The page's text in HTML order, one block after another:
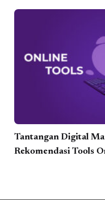
Tantangan Digital
Rekomendasi Tools